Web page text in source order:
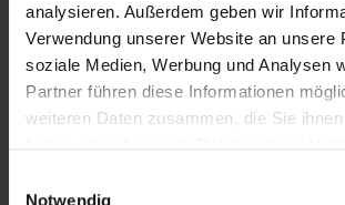
analysieren. Außerdem geben wir
Verwendung unserer Website an unsere
soziale Medien, Werbung und Analysen
Partner führen diese Informationen
weiteren Daten zusammen, die Sie
haben oder die sie im Rahmen Ihrer
Notwendig
Versand & Zahlung
Bewertungen
FAQ